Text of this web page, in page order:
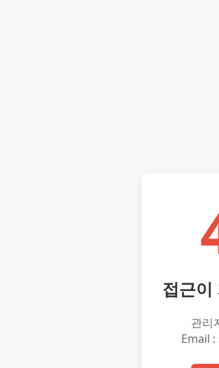
접근이
관리
Email